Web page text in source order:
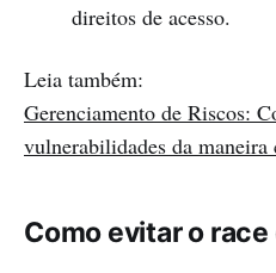
direitos de acesso.
Leia também:
Gerenciamento de Riscos:
vulnerabilidades da maneira
Como evitar o